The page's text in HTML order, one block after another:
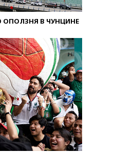
В ЧУНЦИНЕ